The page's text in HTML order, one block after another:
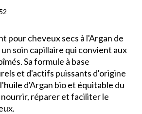
pour cheveux secs à l'Argan de
soin capillaire qui convient aux
Sa formule à base
et d'actifs puissants d'origine
d'Argan bio et équitable du
réparer et faciliter le